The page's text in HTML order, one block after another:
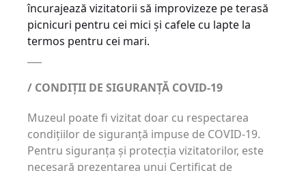
încurajează vizitatorii să improvizeze pe terasă
picnicuri pentru cei mici și cafele cu lapte la
termos pentru cei mari.
/ CONDIȚII DE SIGURANȚĂ COVID-19
Muzeul poate fi vizitat doar cu respectarea
condițiilor de siguranță impuse de COVID-19.
Pentru siguranța și protecția vizitatorilor, este
necesară prezentarea unui Certificat de